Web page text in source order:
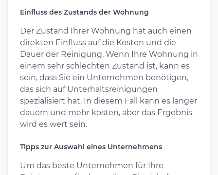
Einfluss des Zustands der Wohnung
Der Zustand Ihrer Wohnung hat auch einen
direkten Einfluss auf die Kosten und die
Dauer der Reinigung. Wenn Ihre Wohnung in
einem sehr schlechten Zustand ist, kann es
sein, dass Sie ein Unternehmen benötigen,
das sich auf Unterhaltsreinigungen
spezialisiert hat. In diesem Fall kann es länger
dauern und mehr kosten, aber das Ergebnis
wird es wert sein.
Tipps zur Auswahl eines Unternehmens
Um das beste Unternehmen für Ihre